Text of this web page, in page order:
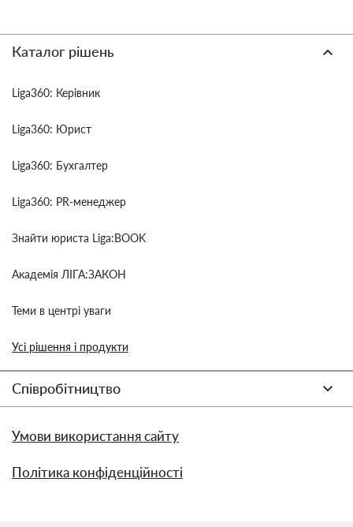
Каталог рішень
Liga360: Керівник
Liga360: Юрист
Liga360: Бухгалтер
Liga360: PR-менеджер
Знайти юриста Liga:BOOK
Академія ЛІГА:ЗАКОН
Теми в центрі уваги
Усі рішення і продукти
Співробітництво
Умови використання сайту
Політика конфіденційності